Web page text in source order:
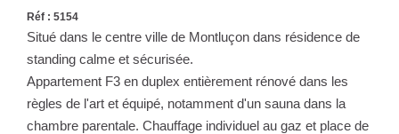
Réf : 5154
Situé dans le centre ville de Montluçon dans résidence de
standing calme et sécurisée.
Appartement F3 en duplex entièrement rénové dans les
règles de l'art et équipé, notamment d'un sauna dans la
chambre parentale. Chauffage individuel au gaz et place de